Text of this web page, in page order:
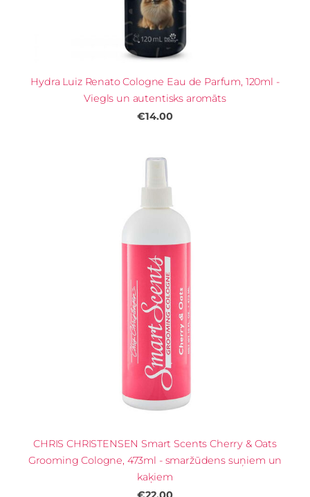
Hydra Luiz Renato Cologne Eau de Parfum, 120ml -
Viegls un autentisks aromāts
€14.00
CHRIS CHRISTENSEN Smart Scents Cherry & Oats
Grooming Cologne, 473ml - smaržūdens suņiem un
kaķiem